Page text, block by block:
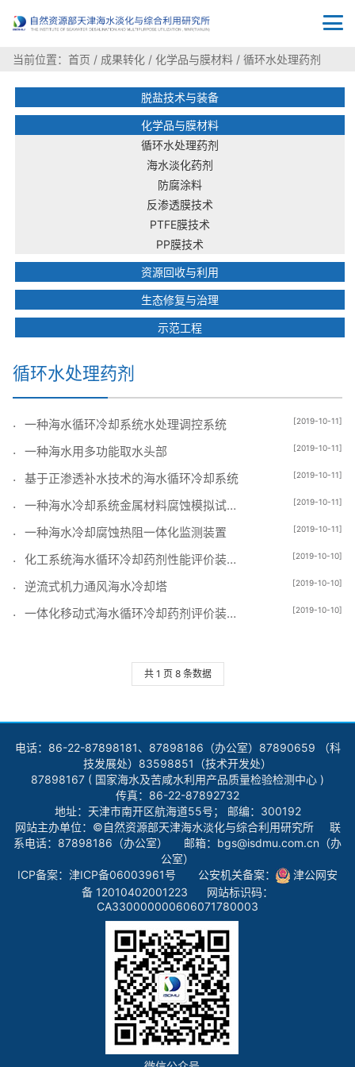
当前位置： 首页 / 成果转化 / 化学品与膜材料 / 循环水处理药剂
脱盐技术与装备
化学品与膜材料
循环水处理药剂
海水淡化药剂
防腐涂料
反渗透膜技术
PTFE膜技术
PP膜技术
资源回收与利用
生态修复与治理
示范工程
循环水处理药剂
一种海水循环冷却系统水处理调控系统 [2019-10-11]
一种海水用多功能取水头部 [2019-10-11]
基于正渗透补水技术的海水循环冷却系统 [2019-10-11]
一种海水冷却系统金属材料腐蚀模拟试验装置 [2019-10-11]
一种海水冷却腐蚀热阻一体化监测装置 [2019-10-11]
化工系统海水循环冷却药剂性能评价装置和方法 [2019-10-10]
逆流式机力通风海水冷却塔 [2019-10-10]
一体化移动式海水循环冷却药剂评价装置和方法 [2019-10-10]
共 1 页 8 条数据
电话：86-22-87898181、87898186（办公室）87890659 （科
技发展处）83598851（技术开发处）
87898167 ( 国家海水及苦咸水利用产品质量检验检测中心 )
传真：86-22-87892732
地址：天津市南开区航海道55号； 邮编：300192
网站主办单位：©自然资源部天津海水淡化与综合利用研究所 联
系电话：87898186（办公室） 邮箱：bgs@isdmu.com.cn（办
公室）
ICP备案： 津ICP备06003961号 公安机关备案：
津公网安
备 12010402001223 网站标识码：
CA330000000606071780003